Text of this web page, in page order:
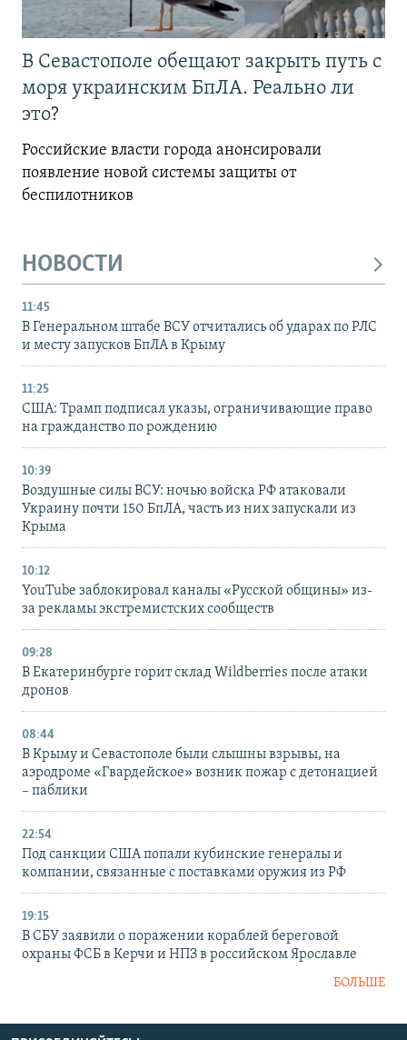
В Севастополе обещают закрыть путь с
моря украинским БпЛА. Реально ли
это?
Российские власти города анонсировали
появление новой системы защиты от
беспилотников
НОВОСТИ
11:45
В Генеральном штабе ВСУ отчитались об ударах по РЛС
и месту запусков БпЛА в Крыму
11:25
США: Трамп подписал указы, ограничивающие право
на гражданство по рождению
10:39
Воздушные силы ВСУ: ночью войска РФ атаковали
Украину почти 150 БпЛА, часть из них запускали из
Крыма
10:12
YouTube заблокировал каналы «Русской общины» из-
за рекламы экстремистских сообществ
09:28
В Екатеринбурге горит склад Wildberries после атаки
дронов
08:44
В Крыму и Севастополе были слышны взрывы, на
аэродроме «Гвардейское» возник пожар с детонацией
– паблики
22:54
Под санкции США попали кубинские генералы и
компании, связанные с поставками оружия из РФ
19:15
В СБУ заявили о поражении кораблей береговой
охраны ФСБ в Керчи и НПЗ в российском Ярославле
БОЛЬШЕ